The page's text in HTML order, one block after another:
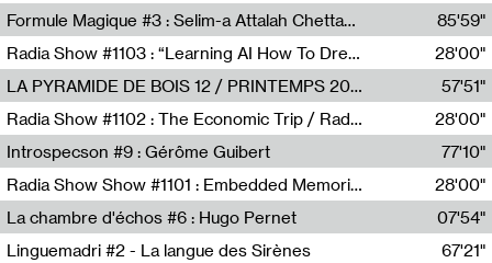
Nathalie Lacroix
Formule Magique #3 : Selim-a Attalah Chettaoui
Nathalie Lacroix,Selim-a Attalah Chettaoui
85'59"
Radia Show #1103 : “Learning AI How To Dream” by Sebastian Dingens (Radio Campus Bruxelles)
Radio Campus Bruxelles
28'00"
LA PYRAMIDE DE BOIS 12 / PRINTEMPS 2026
Sammy Stein
57'51"
Radia Show #1102 : The Economic Trip / Radio Grenouille
Radio Grenouille
28'00"
Introspecson #9 : Gérôme Guibert
Pierre Henry,Gérôme Guibert
77'10"
Radia Show Show #1101 : Embedded Memories by Jimmy Peggie / radioart106
Jimmy Peggie,radioart106
28'00"
La chambre d'échos #6 : Hugo Pernet
Revue Les Chambres,Hugo Pernet
07'54"
Linguemadri #2 - La langue des Sirènes
67'21"